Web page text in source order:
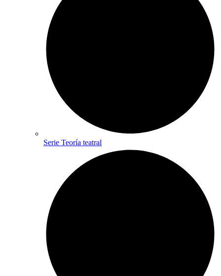
Serie Teoría teatral